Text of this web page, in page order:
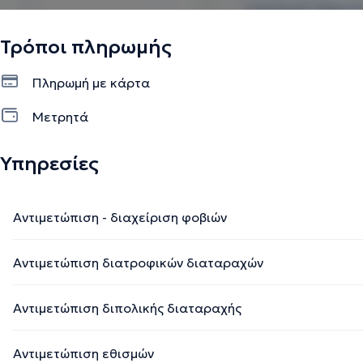
ως Διαπιστευμένη Χρήστρια Ψυχομετρικής Αξιολόγησης
Την περιγραφή επιμελείται η ομάδα του doctoranytime βασισμένη σε
Τρόποι πληρωμής
Πληρωμή με κάρτα
Μετρητά
Υπηρεσίες
Αντιμετώπιση - διαχείριση φοβιών
Αντιμετώπιση διατροφικών διαταραχών
Αντιμετώπιση διπολικής διαταραχής
Αντιμετώπιση εθισμών